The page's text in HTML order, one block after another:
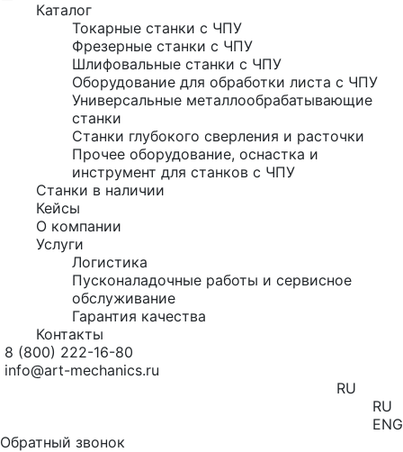
Каталог
Токарные станки с ЧПУ
Фрезерные станки с ЧПУ
Шлифовальные станки с ЧПУ
Оборудование для обработки листа с ЧПУ
Универсальные металлообрабатывающие
станки
Станки глубокого сверления и расточки
Прочее оборудование, оснастка и
инструмент для станков с ЧПУ
Станки в наличии
Кейсы
О компании
Услуги
Логистика
Пусконаладочные работы и сервисное
обслуживание
Гарантия качества
Контакты
8 (800) 222-16-80
info@art-mechanics.ru
RU
RU
ENG
Обратный звонок